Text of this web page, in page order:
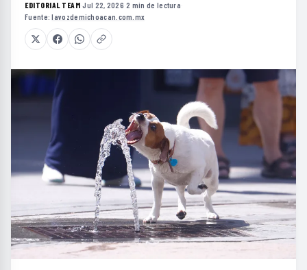
EDITORIAL TEAM·Jul 22, 2026·2 min de lectura·
Fuente:lavozdemichoacan.com.mx